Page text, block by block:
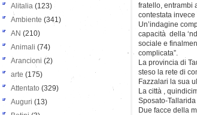
fratello, entrambi
contestata invece
Un’indagine
capacità della
sociale e
complicata”.
La provincia di
steso la rete di
Fazzalari la sua
La città ,
Sposato-
Due facce della
Alitalia (123)
Ambiente (341)
AN (210)
Animali (74)
Arancioni (2)
arte (175)
Attentato (329)
Auguri (13)